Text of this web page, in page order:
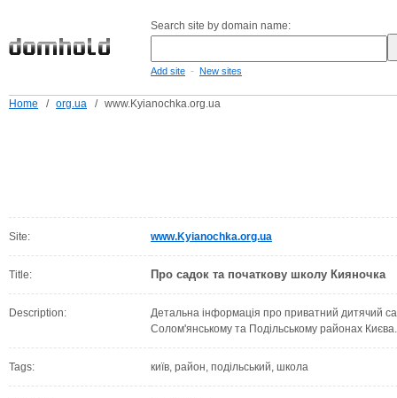
Search site by domain name:
Add site - New sites
Home / org.ua / www.Kyianochka.org.ua
Site: www.Kyianochka.org.ua
Title: Про садок та початкову школу Кияночка
Description:
Детальна інформація про приватний дитячий
Солом'янському та Подільському районах
Tags: київ, район, подільський, школа